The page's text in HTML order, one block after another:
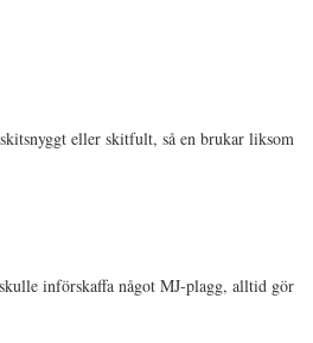
eller skitfult, så en brukar liksom
införskaffa något MJ-plagg, alltid gör